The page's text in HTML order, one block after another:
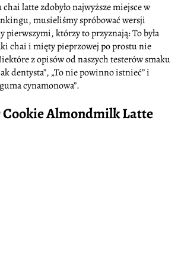
latte zdobyło najwyższe miejsce w
musieliśmy spróbować wersji
pierwszymi, którzy to przyznają: To była
chai i mięty pieprzowej po prostu nie
z opisów od naszych testerów smaku
dentysta”, „To nie powinno istnieć” i
cynamonowa”.
Cookie Almondmilk Latte